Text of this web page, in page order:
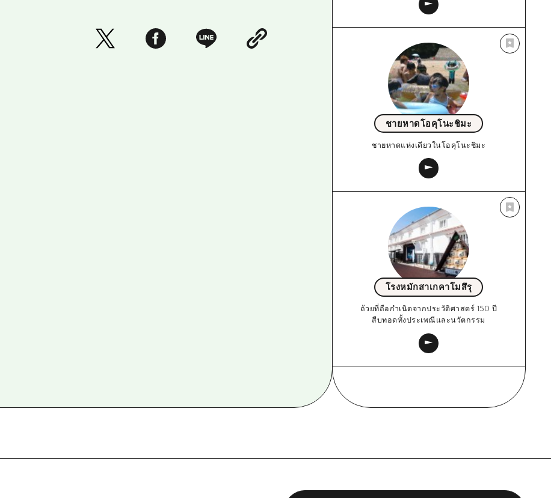
ชายหาดโอคุโนะชิมะ
ชายหาดแห่งเดียวในโอคุโนะชิมะ
โรงหมักสาเกคาโมสึรุ
ถ้วยที่ถือกำเนิดจากประวัติศาสตร์ 150 ปี
สืบทอดทั้งประเพณีและนวัตกรรม